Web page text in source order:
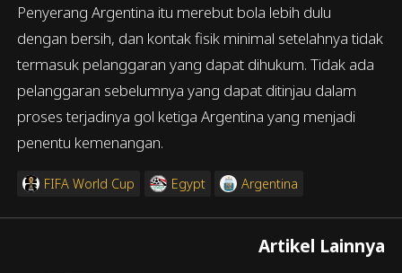
Penyerang Argentina itu merebut bola lebih dulu
dengan bersih, dan kontak fisik minimal setelahnya tidak
termasuk pelanggaran yang dapat dihukum. Tidak ada
pelanggaran sebelumnya yang dapat ditinjau dalam
proses terjadinya gol ketiga Argentina yang menjadi
penentu kemenangan.
FIFA World Cup Egypt Argentina
Artikel Lainnya